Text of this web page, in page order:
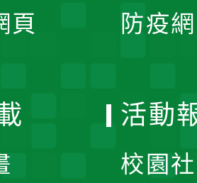
頁 防疫
活動
校園